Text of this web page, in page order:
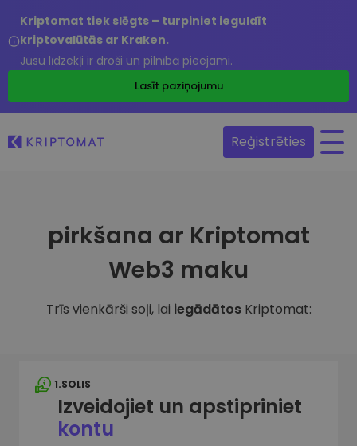
Kriptomat tiek slēgts – turpiniet ieguldīt
kriptovalūtās ar Kraken.
Jūsu līdzekļi ir droši un pilnībā pieejami.
Lasīt paziņojumu
Reģistrēties
pirkšana ar Kriptomat
Web3 maku
Trīs vienkārši soļi, lai iegādātos Kriptomat:
1.SOLIS
Izveidojiet un apstipriniet
kontu